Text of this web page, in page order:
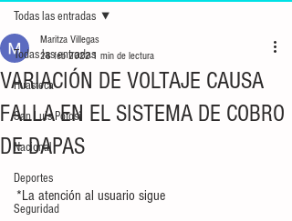
Todas las entradas
Huasteca
San Luis Potosí
Nacional
Deportes
Seguridad
Todas las entradas
VARIACIÓN DE VOLTAJE CAUSA
FALLA EN EL SISTEMA DE COBRO
DE DAPAS
Maritza Villegas
28 feb 20221 min de lectura
*La atención al usuario sigue